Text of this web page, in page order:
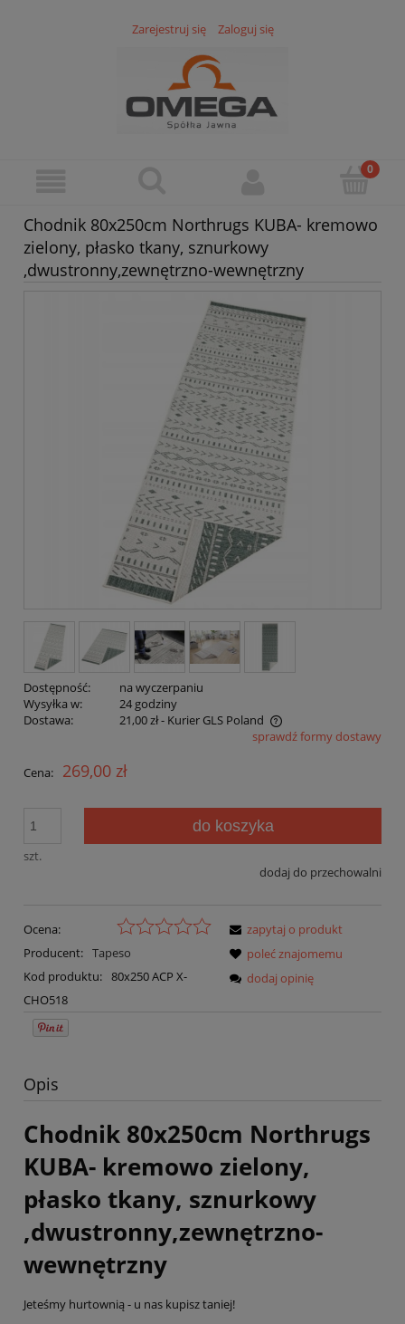
Zarejestruj się Zaloguj się
Chodnik 80x250cm Northrugs KUBA- kremowo
zielony, płasko tkany, sznurkowy
,dwustronny,zewnętrzno-wewnętrzny
Dostępność:
na wyczerpaniu
Wysyłka w:
24 godziny
Dostawa:
21,00 zł- Kurier GLS Poland
Cena nie zawiera ewentualnych kosztów płatnościsprawdź formy dostawy
Cena: 269,00 zł
szt.
do koszyka
dodaj do przechowalni
Ocena:
Producent: Tapeso
Kod produktu: 80x250 ACP X-
CHO518
zapytaj o produkt
poleć znajomemu
dodaj opinię
Opis
Chodnik 80x250cm Northrugs
KUBA- kremowo zielony,
płasko tkany, sznurkowy
,dwustronny,zewnętrzno-
wewnętrzny
Jeteśmy hurtownią - u nas kupisz taniej!